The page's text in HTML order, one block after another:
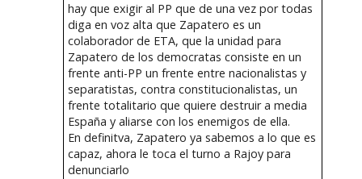
hay que exigir al PP que de una vez por todas
diga en voz alta que Zapatero es un
colaborador de ETA, que la unidad para
Zapatero de los democratas consiste en un
frente anti-PP un frente entre nacionalistas y
separatistas, contra constitucionalistas, un
frente totalitario que quiere destruir a media
España y aliarse con los enemigos de ella.
En definitva, Zapatero ya sabemos a lo que es
capaz, ahora le toca el turno a Rajoy para
denunciarlo